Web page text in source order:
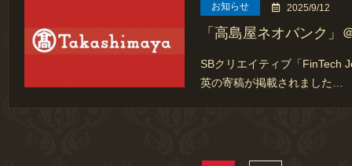
お知らせ 2025/9/12
「高島屋ネオバンク」
SBクリエイティブ「FinTech
英の寄稿が掲載されました…